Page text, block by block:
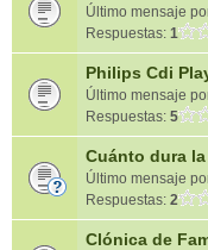
Último mensaje
Respuestas: 1
Philips Cdi
Último mensaje
Respuestas: 5
Cuánto dura
Último mensaje
Respuestas: 2
Clónica de